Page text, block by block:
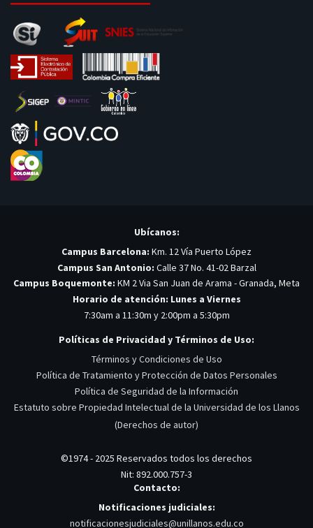
Ubícanos:
Campus Barcelona: Km. 12 Vía Puerto López
Campus San Antonio: Calle 37 No. 41-02 Barzal
Campus Boquemonte: KM 2 Via San Juan de Arama - Granada, Meta
Horario de atención: Lunes a Viernes
7:30am a 11:30m y 2:00pm a 5:30pm
Políticas de Privacidad y Términos de Uso:
Términos y Condiciones de Uso
Política de Tratamiento y Protección de Datos Personales
Política de Seguridad de la Información
Estatuto sobre Propiedad Intelectual de la Universidad de los Llanos
(Derechos de autor)
©1974 - 2025 Reservados todos los derechos
Nit: 892.000.757-3
Contacto:
Notificaciones judiciales:
notificacionesjudiciales@unillanos.edu.co